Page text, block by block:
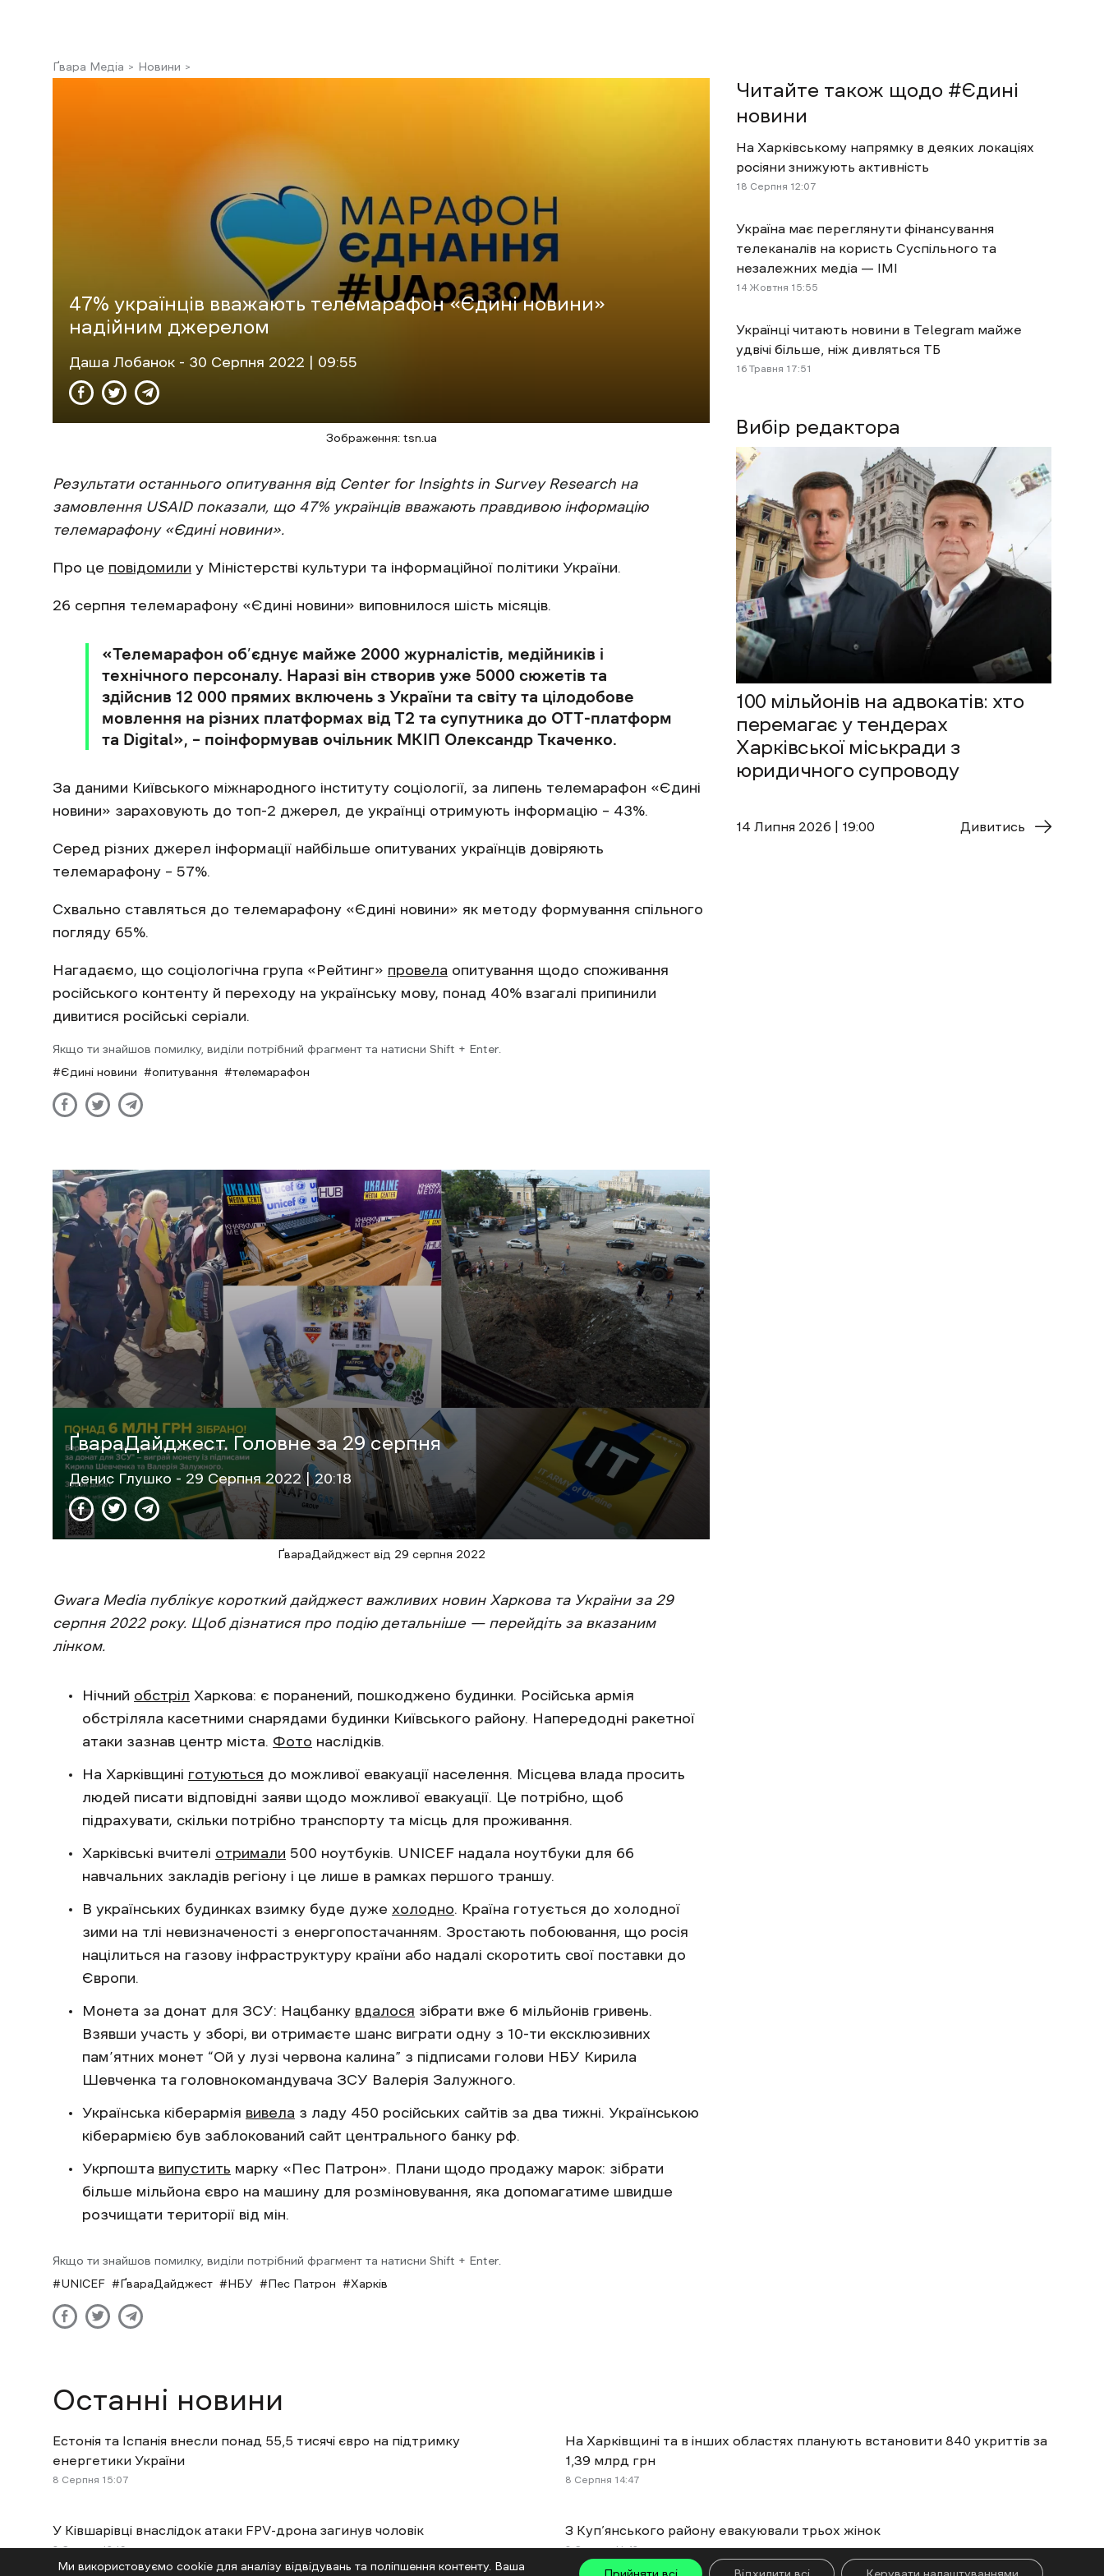
Ґвара Медіа Новини
47% українців вважають телемарафон «Єдині новини»
надійним джерелом
Даша Лобанок - 30 Cерпня 2022 | 09:55
Зображення: tsn.ua
Результати останнього опитування від Center for Insights in Survey Research на
замовлення USAID показали, що 47% українців вважають правдивою інформацію
телемарафону «Єдині новини».
Про це повідомили у Міністерстві культури та інформаційної політики України.
26 серпня телемарафону «Єдині новини» виповнилося шість місяців.
«Телемарафон об’єднує майже 2000 журналістів, медійників і
технічного персоналу. Наразі він створив уже 5000 сюжетів та
здійснив 12 000 прямих включень з України та світу та цілодобове
мовлення на різних платформах від Т2 та супутника до ОТТ-платформ
та Digital», – поінформував очільник МКІП Олександр Ткаченко.
За даними Київського міжнародного інституту соціології, за липень телемарафон «Єдині
новини» зараховують до топ-2 джерел, де українці отримують інформацію – 43%.
Серед різних джерел інформації найбільше опитуваних українців довіряють
телемарафону – 57%.
Схвально ставляться до телемарафону «Єдині новини» як методу формування спільного
погляду 65%.
Нагадаємо, що соціологічна група «Рейтинг» провела опитування щодо споживання
російського контенту й переходу на українську мову, понад 40% взагалі припинили
дивитися російські серіали.
Якщо ти знайшов помилку, виділи потрібний фрагмент та натисни Shift + Enter.
Єдині новини
опитування телемарафон
ҐвараДайджест. Головне за 29 серпня
Денис Глушко - 29 Cерпня 2022 | 20:18
ҐвараДайджест від 29 серпня 2022
Gwara Media публікує короткий дайджест важливих новин Харкова та України за 29
серпня 2022 року. Щоб дізнатися про подію детальніше — перейдіть за вказаним
лінком.
Нічний обстріл Харкова: є поранений, пошкоджено будинки. Російська армія
обстріляла касетними снарядами будинки Київського району. Напередодні ракетної
атаки зазнав центр міста. Фото наслідків.
На Харківщині готуються до можливої ​​евакуації населення. Місцева влада просить
людей писати відповідні заяви щодо можливої евакуації. Це потрібно, щоб
підрахувати, скільки потрібно транспорту та місць для проживання.
Харківські вчителі отримали 500 ноутбуків. UNICEF надала ноутбуки для 66
навчальних закладів регіону і це лише в рамках першого траншу.
В українських будинках взимку буде дуже холодно. Країна готується до холодної
зими на тлі невизначеності з енергопостачанням. Зростають побоювання, що росія
націлиться на газову інфраструктуру країни або надалі скоротить свої поставки до
Європи.
Монета за донат для ЗСУ: Нацбанку вдалося зібрати вже 6 мільйонів гривень.
Взявши участь у зборі, ви отримаєте шанс виграти одну з 10-ти ексклюзивних
пам’ятних монет “Ой у лузі червона калина” з підписами голови НБУ Кирила
Шевченка та головнокомандувача ЗСУ Валерія Залужного.
Українська кіберармія вивела з ладу 450 російських сайтів за два тижні. Українською
кіберармією був заблокований сайт центрального банку рф.
Укрпошта випустить марку «Пес Патрон». Плани щодо продажу марок: зібрати
більше мільйона євро на машину для розміновування, яка допомагатиме швидше
розчищати території від мін.
Якщо ти знайшов помилку, виділи потрібний фрагмент та натисни Shift + Enter.
UNICEF
ҐвараДайджест НБУ Пес Патрон Харків
Вибір редактора
100 мільйонів на адвокатів: хто
перемагає у тендерах
Харківської міськради з
юридичного супроводу
14 Липня 2026 | 19:00 Дивитись
Читайте також щодо #Єдині
новини
На Харківському напрямку в деяких локаціях
росіяни знижують активність
18 Cерпня 12:07
Україна має переглянути фінансування
телеканалів на користь Суспільного та
незалежних медіа — ІМІ
14 Жовтня 15:55
Українці читають новини в Telegram майже
удвічі більше, ніж дивляться ТБ
16 Травня 17:51
Останні новини
Естонія та Іспанія внесли понад 55,5 тисячі євро на підтримку
енергетики України
8 Cерпня 15:07
На Харківщині та в інших областях планують встановити 840 укриттів за
1,39 млрд грн
8 Cерпня 14:47
У Ківшарівці внаслідок атаки FPV-дрона загинув чоловік
8 Cерпня 12:19
З Куп’янського району евакуювали трьох жінок
8 Cерпня 11:42
Ми використовуємо cookie для аналізу відвідувань та поліпшення контенту. Ваша
Прийняти всі Відхилити всі Керувати налаштуваннями